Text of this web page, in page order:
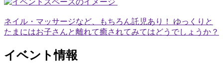
ネイル・マッサージなど、もちろん託児あり！ ゆっくりと
たまにはお子さんと離れて癒されてみてはどうでしょうか？
イベント情報